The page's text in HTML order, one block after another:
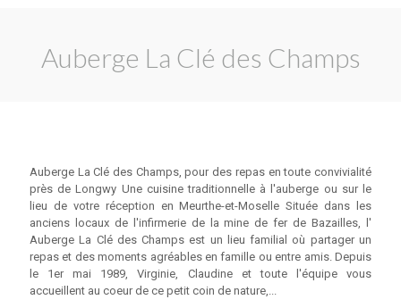
Auberge La Clé des Champs
Auberge La Clé des Champs, pour des repas en toute convivialité
près de Longwy Une cuisine traditionnelle à l'auberge ou sur le
lieu de votre réception en Meurthe-et-Moselle Située dans les
anciens locaux de l'infirmerie de la mine de fer de Bazailles, l'
Auberge La Clé des Champs est un lieu familial où partager un
repas et des moments agréables en famille ou entre amis. Depuis
le 1er mai 1989, Virginie, Claudine et toute l'équipe vous
accueillent au coeur de ce petit coin de nature,...